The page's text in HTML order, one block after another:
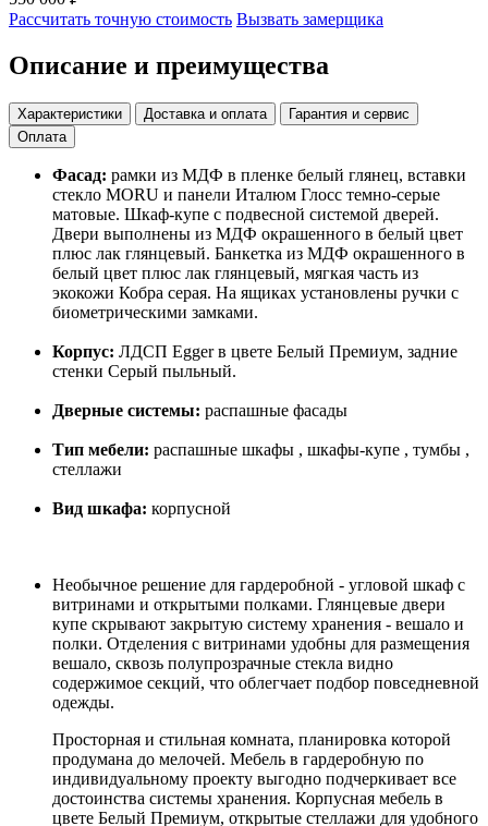
Рассчитать точную стоимость Вызвать замерщика
Описание и преимущества
Характеристики Доставка и оплата
Гарантия и сервис
Оплата
Фасад: рамки из МДФ в пленке белый глянец, вставки
стекло MORU и панели Италюм Глосс темно-серые
матовые. Шкаф-купе с подвесной системой дверей.
Двери выполнены из МДФ окрашенного в белый цвет
плюс лак глянцевый. Банкетка из МДФ окрашенного в
белый цвет плюс лак глянцевый, мягкая часть из
экокожи Кобра серая. На ящиках установлены ручки с
биометрическими замками.
Корпус: ЛДСП Egger в цвете Белый Премиум, задние
стенки Серый пыльный.
Дверные системы: распашные фасады
Тип мебели: распашные шкафы , шкафы-купе , тумбы ,
стеллажи
Вид шкафа: корпусной
Необычное решение для гардеробной - угловой шкаф с
витринами и открытыми полками. Глянцевые двери
купе скрывают закрытую систему хранения - вешало и
полки. Отделения с витринами удобны для размещения
вешало, сквозь полупрозрачные стекла видно
содержимое секций, что облегчает подбор повседневной
одежды.
Просторная и стильная комната, планировка которой
продумана до мелочей. Мебель в гардеробную по
индивидуальному проекту выгодно подчеркивает все
достоинства системы хранения. Корпусная мебель в
цвете Белый Премиум, открытые стеллажи для удобного